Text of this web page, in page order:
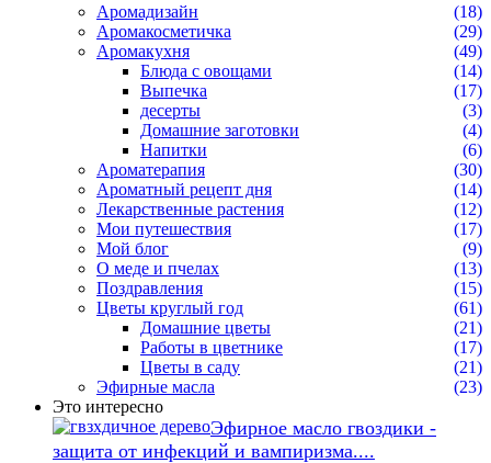
Аромадизайн
(18)
Аромакосметичка
(29)
Аромакухня
(49)
Блюда с овощами
(14)
Выпечка
(17)
десерты
(3)
Домашние заготовки
(4)
Напитки
(6)
Ароматерапия
(30)
Ароматный рецепт дня
(14)
Лекарственные растения
(12)
Мои путешествия
(17)
Мой блог
(9)
О меде и пчелах
(13)
Поздравления
(15)
Цветы круглый год
(61)
Домашние цветы
(21)
Работы в цветнике
(17)
Цветы в саду
(21)
Эфирные масла
(23)
Это интересно
Эфирное масло гвоздики -
защита от инфекций и вампиризма....